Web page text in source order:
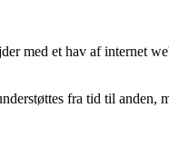
med et hav af internet
fra tid til anden,